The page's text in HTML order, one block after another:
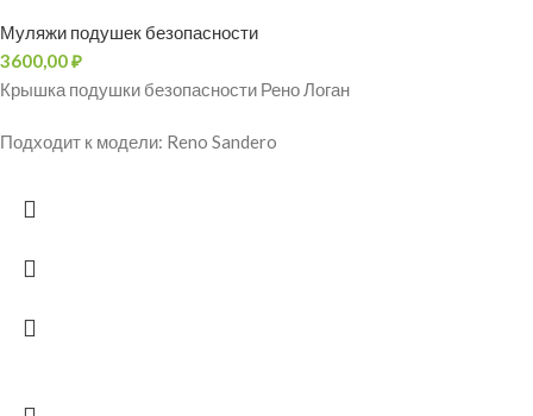
Муляжи подушек безопасности
3600,00₽
Крышка подушки безопасности Рено Логан
Подходит к модели: Reno Sandero